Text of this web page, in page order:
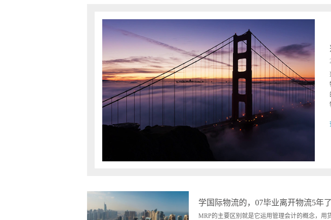
兴亿国际进口物流空运公司
2016 - 09 - 06 浏览次数： 212
兴亿国际易货贸易1.易货贸易的含义 易货贸易
物或基本等值货物直接交换的一种贸易方式。
的易货两种形式。狭义的易货是指买卖双方直
物价值相等或相近;同时成交;不支付货币;不涉及
三方，即没有第三者参加。这种易货方式具有
出本国滞销的商品. (3)易货贸易基本不必动用
响。 (4)易货贸易有利于避开外汇管制和贸易
查看更多>>
学国际物流的，07毕业离开物流5年
MRP的主要区别就是它运用管理会计的概念，用